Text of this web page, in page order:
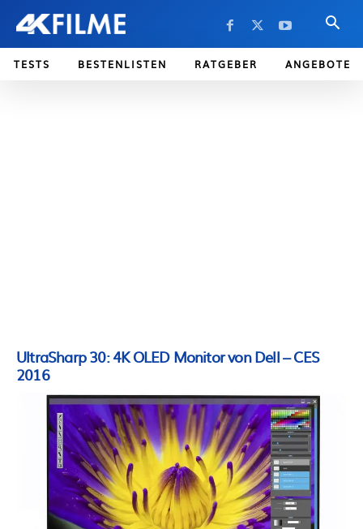
TESTS BESTENLISTEN RATGEBER ANGEBOTE
UltraSharp 30: 4K OLED Monitor von Dell – CES
2016